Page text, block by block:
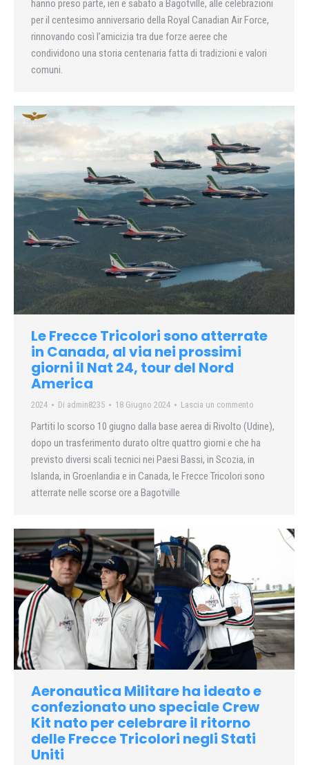
hanno preso parte, ieri e sabato a Bagotville, alle celebrazioni
per il centesimo anniversario della Royal Canadian Air Force,
rinnovando così l’amicizia tra due forze aeree che
condividono una storia centenaria fatta di tradizioni e valori
comuni.
Le Frecce Tricolori sono atterrate
in Canada, al via nei prossimi
giorni il Nat 24, tour del Nord
America
2024 Di admin8235 18 Giugno 2024 Lascia un commento
Partiti lo scorso 10 giugno dalla base aerea di Rivolto (Udine),
dopo un trasferimento durato oltre quattro giorni e che ha
previsto diversi scali tecnici nei Paesi Bassi, in Scozia, in
Islanda, in Groenlandia e in Canada, le Frecce Tricolori sono
atterrate nelle scorse ore a Bagotville
Aeronautica Militare ha ideato e
confezionato uno speciale Crew
Kit nato per celebrare il ritorno
delle Frecce Tricolori negli Stati
Uniti